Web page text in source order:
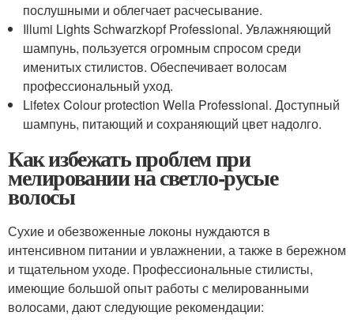
послушными и облегчает расчесывание.
Illumi Lights Schwarzkopf Professional. Увлажняющий
шампунь, пользуется огромным спросом среди
именитых стилистов. Обеспечивает волосам
профессиональный уход.
Lifetex Colour protection Wella Professional. Доступный
шампунь, питающий и сохраняющий цвет надолго.
Как избежать проблем при
мелировании на светло-русые
волосы
Сухие и обезвоженные локоны нуждаются в
интенсивном питании и увлажнении, а также в бережном
и тщательном уходе. Профессиональные стилисты,
имеющие большой опыт работы с мелированными
волосами, дают следующие рекомендации: